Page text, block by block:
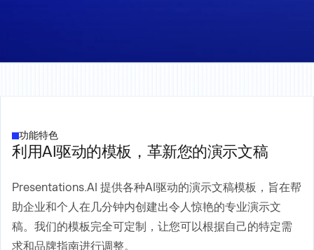
功能特色
利用AI驱动的模板，革新您的演示文稿
Presentations.AI 提供各种AI驱动的演示文稿模板，旨在帮
助企业和个人在几分钟内创建出令人惊艳的专业演示文
稿。我们的模板完全可定制，让您可以根据自己的特定需
求和品牌指南进行调整。